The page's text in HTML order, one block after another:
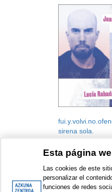
sirena sola.
Literature
Meeting
2025
Esta página
Las cookies de este
personalizar el
funciones de redes